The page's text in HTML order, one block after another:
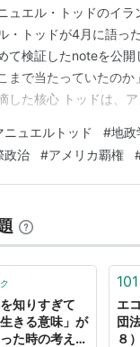
ュエル・トッドのイ
・トッドが4月に語っ
て検証したnoteを公
まで当たっていたの
した核心 トッドは、
につながったと分析し
いう通説を明確に否
ニュエルトッド #地政
政治 #アメリカ覇権
知りすぎて
きる意味」が
た時の考え方
101
エ
団
８